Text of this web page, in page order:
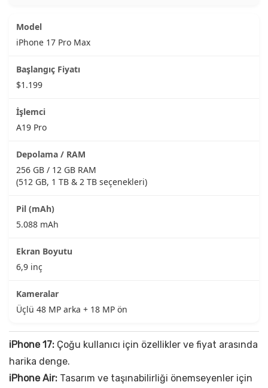
iPhone 17 Pro Max
$1.199
A19 Pro
256 GB / 12 GB RAM
(512 GB, 1 TB & 2 TB seçenekleri)
5.088 mAh
6,9 inç
Üçlü 48 MP arka + 18 MP ön
iPhone 17: Çoğu kullanıcı için özellikler ve fiyat arasında
harika denge.
iPhone Air: Tasarım ve taşınabilirliği önemseyenler için